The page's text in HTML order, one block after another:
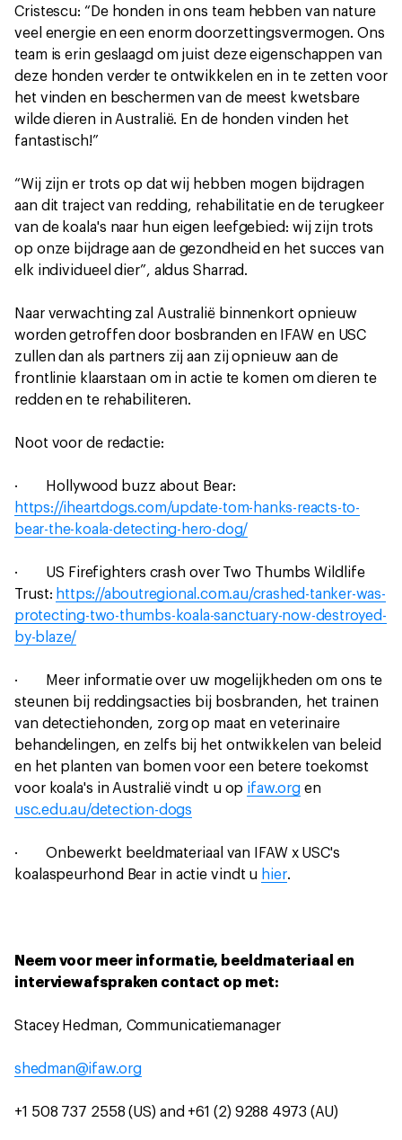
Cristescu: “De honden in ons team hebben van nature
veel energie en een enorm doorzettingsvermogen. Ons
team is erin geslaagd om juist deze eigenschappen van
deze honden verder te ontwikkelen en in te zetten voor
het vinden en beschermen van de meest kwetsbare
wilde dieren in Australië. En de honden vinden het
fantastisch!”
“Wij zijn er trots op dat wij hebben mogen bijdragen
aan dit traject van redding, rehabilitatie en de terugkeer
van de koala's naar hun eigen leefgebied: wij zijn trots
op onze bijdrage aan de gezondheid en het succes van
elk individueel dier”, aldus Sharrad.
Naar verwachting zal Australië binnenkort opnieuw
worden getroffen door bosbranden en IFAW en USC
zullen dan als partners zij aan zij opnieuw aan de
frontlinie klaarstaan om in actie te komen om dieren te
redden en te rehabiliteren.
Noot voor de redactie:
· Hollywood buzz about Bear:
https://iheartdogs.com/update-tom-hanks-reacts-to-
bear-the-koala-detecting-hero-dog/
· US Firefighters crash over Two Thumbs Wildlife
Trust: https://aboutregional.com.au/crashed-tanker-was-
protecting-two-thumbs-koala-sanctuary-now-destroyed-
by-blaze/
· Meer informatie over uw mogelijkheden om ons te
steunen bij reddingsacties bij bosbranden, het trainen
van detectiehonden, zorg op maat en veterinaire
behandelingen, en zelfs bij het ontwikkelen van beleid
en het planten van bomen voor een betere toekomst
voor koala's in Australië vindt u op ifaw.orgen
usc.edu.au/detection-dogs
· Onbewerkt beeldmateriaal van IFAW x USC's
koalaspeurhond Bear in actie vindt u hier.
Neem voor meer informatie, beeldmateriaal en
interviewafspraken contact op met:
Stacey Hedman, Communicatiemanager
shedman@ifaw.org
+1 508 737 2558 (US) and +61 (2) 9288 4973 (AU)